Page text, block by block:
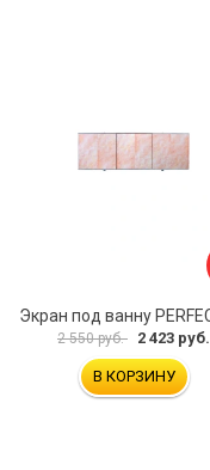
2 550 руб. 2 423 руб.
В КОРЗИНУ